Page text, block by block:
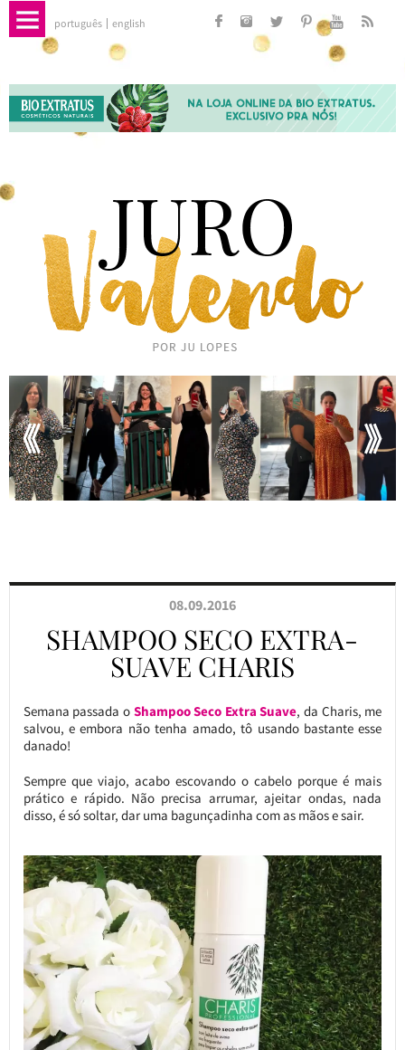
português english
08.09.2016
SHAMPOO SECO EXTRA-
SUAVE CHARIS
Semana passada o Shampoo Seco Extra Suave, da Charis, me
salvou, e embora não tenha amado, tô usando bastante esse
danado!
Sempre que viajo, acabo escovando o cabelo porque é mais
prático e rápido. Não precisa arrumar, ajeitar ondas, nada
disso, é só soltar, dar uma bagunçadinha com as mãos e sair.